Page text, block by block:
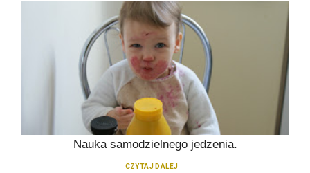
Nauka samodzielnego jedzenia.
CZYTAJ DALEJ